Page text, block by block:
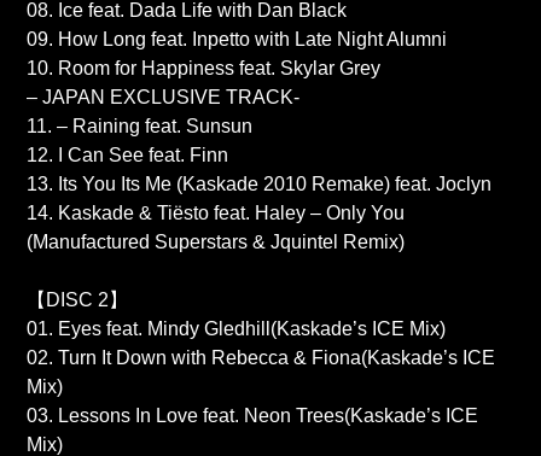
08. Ice feat. Dada Life with Dan Black
09. How Long feat. Inpetto with Late Night Alumni
10. Room for Happiness feat. Skylar Grey
– JAPAN EXCLUSIVE TRACK-
11. – Raining feat. Sunsun
12. I Can See feat. Finn
13. Its You Its Me (Kaskade 2010 Remake) feat. Joclyn
14. Kaskade & Tiësto feat. Haley – Only You
(Manufactured Superstars & Jquintel Remix)
【DISC 2】
01. Eyes feat. Mindy Gledhill(Kaskade’s ICE Mix)
02. Turn It Down with Rebecca & Fiona(Kaskade’s ICE
Mix)
03. Lessons In Love feat. Neon Trees(Kaskade’s ICE
Mix)